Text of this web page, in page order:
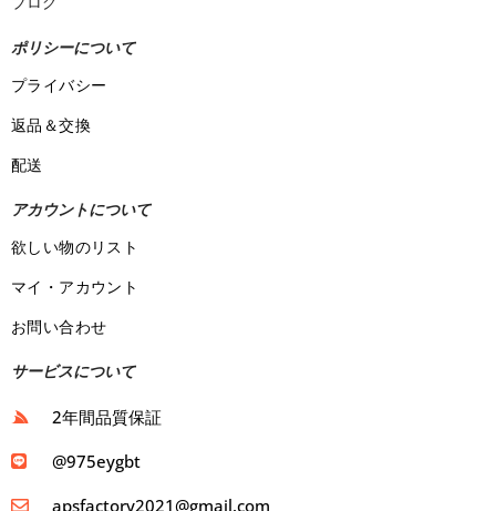
ポリシーについて
プライバシー
返品＆交換
配送
アカウントについて
欲しい物のリスト
マイ・アカウント
お問い合わせ
サービスについて
2年間品質保証
@975eygbt
apsfactory2021@gmail.com